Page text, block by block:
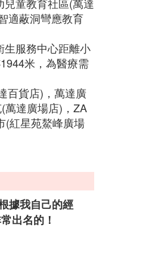
適蔽洞彎應教育
生服務中心距離小
米，為醫療需
百貨店)，萬達廣
萬達廣場店)，ZA
(紅星苑鰲峰廣場
據我自己的經
出名的！